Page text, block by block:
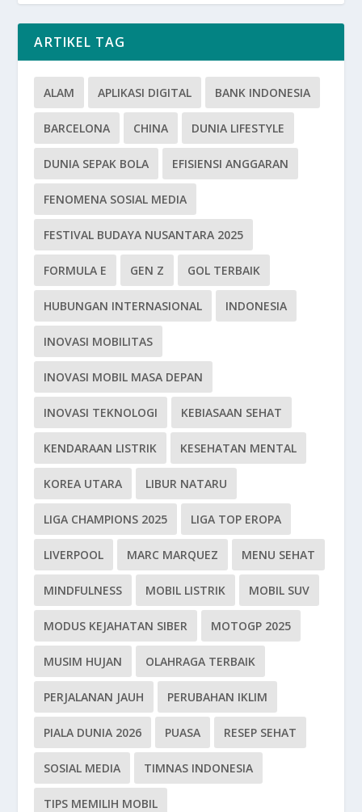
ARTIKEL TAG
ALAM APLIKASI DIGITAL BANK INDONESIA
BARCELONA CHINA DUNIA LIFESTYLE
DUNIA SEPAK BOLA EFISIENSI ANGGARAN
FENOMENA SOSIAL MEDIA
FESTIVAL BUDAYA NUSANTARA 2025
FORMULA E GEN Z GOL TERBAIK
HUBUNGAN INTERNASIONAL INDONESIA
INOVASI MOBILITAS
INOVASI MOBIL MASA DEPAN
INOVASI TEKNOLOGI KEBIASAAN SEHAT
KENDARAAN LISTRIK KESEHATAN MENTAL
KOREA UTARA LIBUR NATARU
LIGA CHAMPIONS 2025 LIGA TOP EROPA
LIVERPOOL MARC MARQUEZ MENU SEHAT
MINDFULNESS MOBIL LISTRIK MOBIL SUV
MODUS KEJAHATAN SIBER MOTOGP 2025
MUSIM HUJAN OLAHRAGA TERBAIK
PERJALANAN JAUH PERUBAHAN IKLIM
PIALA DUNIA 2026 PUASA RESEP SEHAT
SOSIAL MEDIA TIMNAS INDONESIA
TIPS MEMILIH MOBIL